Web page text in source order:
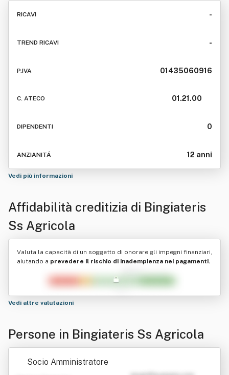
RICAVI -
TREND RICAVI -
P.IVA 01435060916
C. ATECO 01.21.00
DIPENDENTI 0
ANZIANITÁ 12 anni
Vedi più informazioni
Affidabilità creditizia di Bingiateris
Ss Agricola
Valuta la capacità di un soggetto di onorare gli impegni finanziari,
aiutando a prevedere il rischio di inadempienza nei pagamenti.
Vedi altre valutazioni
Persone in Bingiateris Ss Agricola
Socio Amministratore